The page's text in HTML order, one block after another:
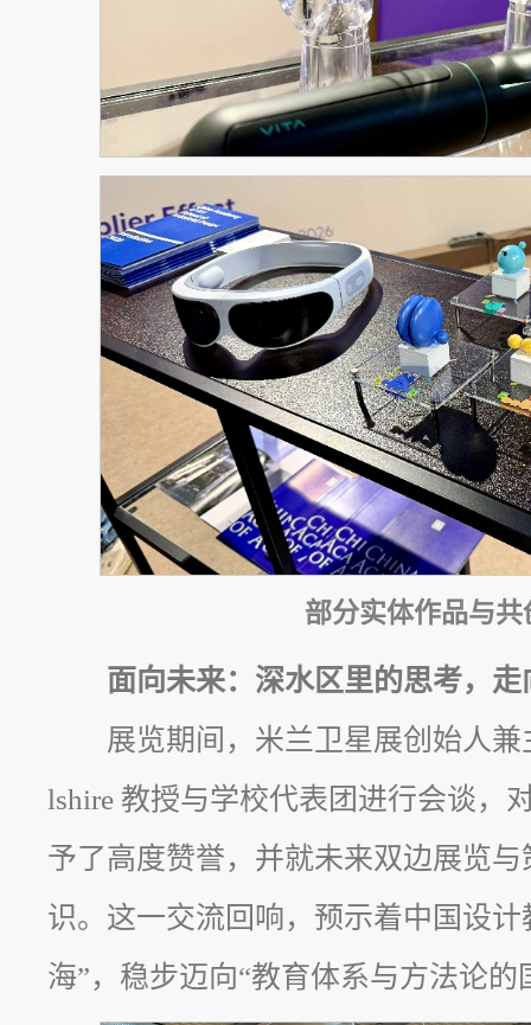
部分实体作品与
面向未来：深水区里的思考，
展览期间，米兰卫星展创始人
lshire 教授与学校代表团进行会谈，
予了高度赞誉，并就未来双边展览
识。这一交流回响，预示着中国设
海”，稳步迈向“教育体系与方法论的